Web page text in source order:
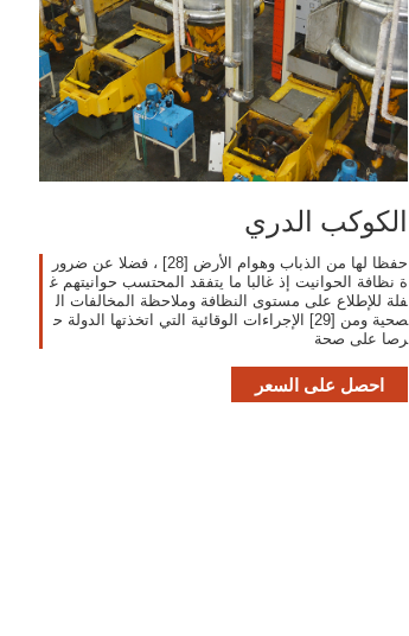
الكوكب الدري
حفظا لها من الذباب وهوام الأرض [28] ، فضلا عن ضرور
ة نظافة الحوانيت إذ غالبا ما يتفقد المحتسب حوانيتهم غ
فلة للإطلاع على مستوى النظافة وملاحظة المخالفات ال
صحية ومن [29] الإجراءات الوقائية التي اتخذتها الدولة ح
رصا على صحة
احصل على السعر